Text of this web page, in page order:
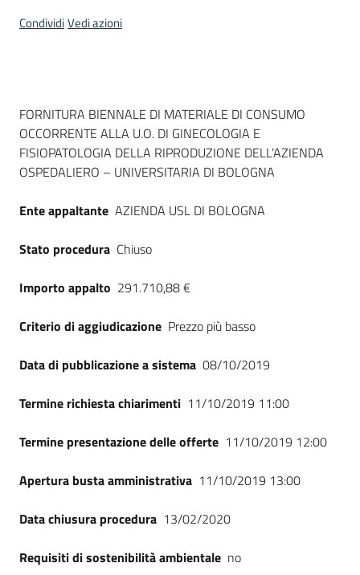
CondividiVedi azioni
Dati del bando
FORNITURA BIENNALE DI MATERIALE DI CONSUMO
OCCORRENTE ALLA U.O. DI GINECOLOGIA E
FISIOPATOLOGIA DELLA RIPRODUZIONE DELL’AZIENDA
OSPEDALIERO – UNIVERSITARIA DI BOLOGNA
Ente appaltante AZIENDA USL DI BOLOGNA
Stato procedura Chiuso
Importo appalto 291.710,88 €
Criterio di aggiudicazione Prezzo più basso
Data di pubblicazione a sistema 08/10/2019
Termine richiesta chiarimenti 11/10/2019 11:00
Termine presentazione delle offerte 11/10/2019 12:00
Apertura busta amministrativa 11/10/2019 13:00
Data chiusura procedura 13/02/2020
Requisiti di sostenibilità ambientale no